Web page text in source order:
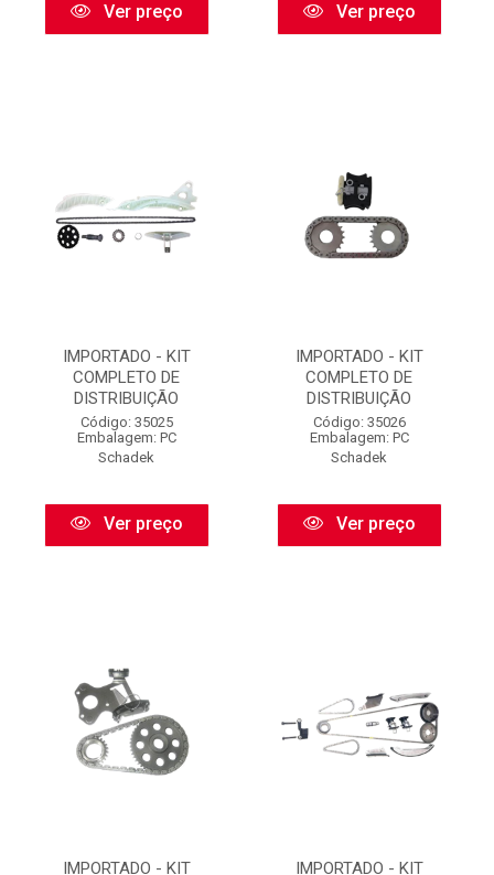
Ver preço Ver preço
IMPORTADO - KIT
COMPLETO DE
DISTRIBUIÇÃO
Código: 35025
Embalagem: PC
Schadek
Ver preço
IMPORTADO - KIT
COMPLETO DE
DISTRIBUIÇÃO
Código: 35026
Embalagem: PC
Schadek
Ver preço
IMPORTADO - KIT IMPORTADO - KIT